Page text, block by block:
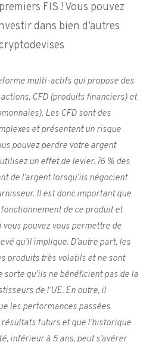
FIS ! Vous pouvez
dans bien d’autres
multi-actifs qui propose des
CFD (produits financiers) et
Les CFD sont des
et présentent un risque
pouvez perdre votre argent
un effet de levier. 76 % des
de l’argent lorsqu’ils négocient
Il est donc important que
de ce produit et
vous pouvez vous permettre de
qu’il implique. D’autre part, les
produits très volatils et ne sont
sorte qu’ils ne bénéficient pas de la
de l’UE. En outre, il
les performances passées
résultats futurs et que l’historique
inférieur à 5 ans, peut s’avérer